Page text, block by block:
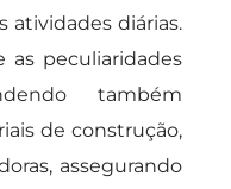
atividades diárias.
as peculiaridades
também
de construção,
assegurando